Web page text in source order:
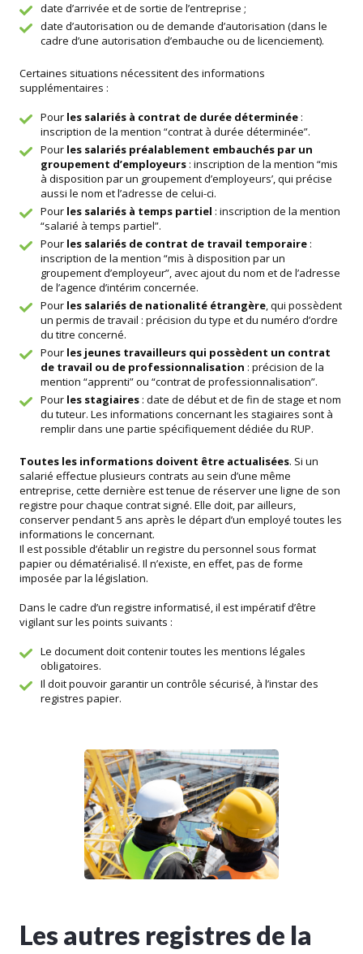
date d’arrivée et de sortie de l’entreprise ;
date d’autorisation ou de demande d’autorisation (dans le
cadre d’une autorisation d’embauche ou de licenciement).
Certaines situations nécessitent des informations
supplémentaires :
Pour les salariés à contrat de durée déterminée :
inscription de la mention “contrat à durée déterminée”.
Pour les salariés préalablement embauchés par un
groupement d’employeurs : inscription de la mention “mis
à disposition par un groupement d’employeurs’, qui précise
aussi le nom et l’adresse de celui-ci.
Pour les salariés à temps partiel : inscription de la mention
“salarié à temps partiel”.
Pour les salariés de contrat de travail temporaire :
inscription de la mention “mis à disposition par un
groupement d’employeur”, avec ajout du nom et de l’adresse
de l’agence d’intérim concernée.
Pour les salariés de nationalité étrangère, qui possèdent
un permis de travail : précision du type et du numéro d’ordre
du titre concerné.
Pour les jeunes travailleurs qui possèdent un contrat
de travail ou de professionnalisation : précision de la
mention “apprenti” ou “contrat de professionnalisation”.
Pour les stagiaires : date de début et de fin de stage et nom
du tuteur. Les informations concernant les stagiaires sont à
remplir dans une partie spécifiquement dédiée du RUP.
Toutes les informations doivent être actualisées. Si un
salarié effectue plusieurs contrats au sein d’une même
entreprise, cette dernière est tenue de réserver une ligne de son
registre pour chaque contrat signé. Elle doit, par ailleurs,
conserver pendant 5 ans après le départ d’un employé toutes les
informations le concernant.
Il est possible d’établir un registre du personnel sous format
papier ou dématérialisé. Il n’existe, en effet, pas de forme
imposée par la législation.
Dans le cadre d’un registre informatisé, il est impératif d’être
vigilant sur les points suivants :
Le document doit contenir toutes les mentions légales
obligatoires.
Il doit pouvoir garantir un contrôle sécurisé, à l’instar des
registres papier.
Les autres registres de la